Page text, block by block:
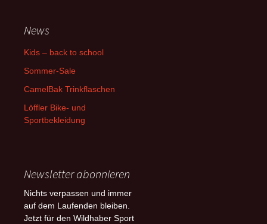
News
Kids – back to school
Sommer-Sale
CamelBak Trinkflaschen
Löffler Bike- und
Sportbekleidung
Newsletter abonnieren
Nichts verpassen und immer
auf dem Laufenden bleiben.
Jetzt für den Wildhaber Sport